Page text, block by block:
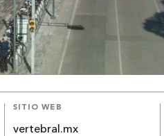
SITIO WEB
vertebral.mx